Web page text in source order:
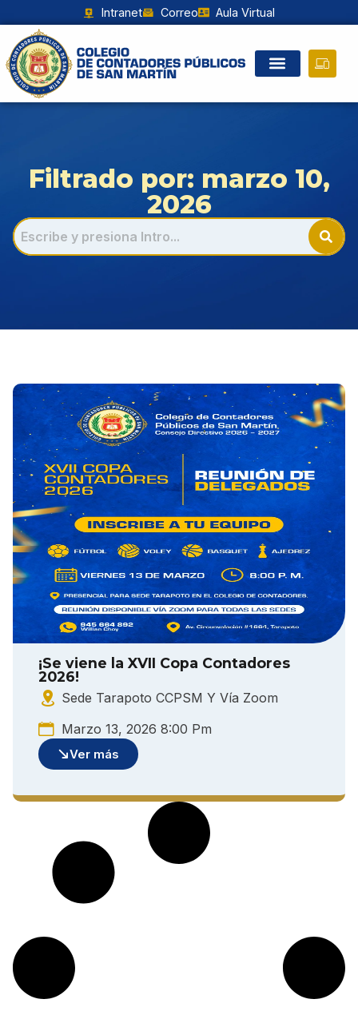
Intranet Correo Aula Virtual
Filtrado por: marzo 10,
2026
¡Se viene la XVII Copa Contadores
2026!
Sede Tarapoto CCPSM Y Vía Zoom
Marzo 13, 2026 8:00 Pm
Ver más